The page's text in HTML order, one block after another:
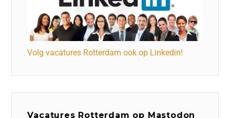
Volg vacatures Rotterdam ook op Linkedin!
Vacatures Rotterdam op Mastodon